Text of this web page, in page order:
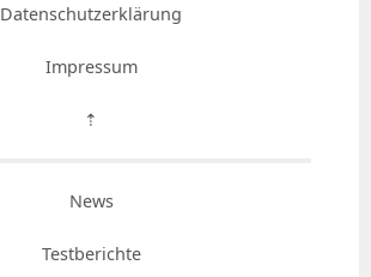
Datenschutzerklärung
Impressum
⇡
News
Testberichte